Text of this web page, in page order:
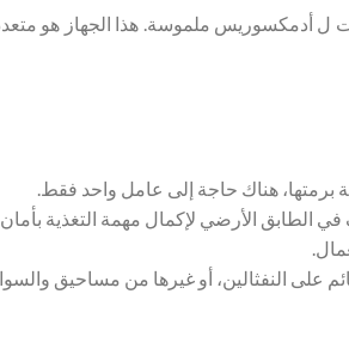
أدمكسوريس ملموسة. هذا الجهاز هو